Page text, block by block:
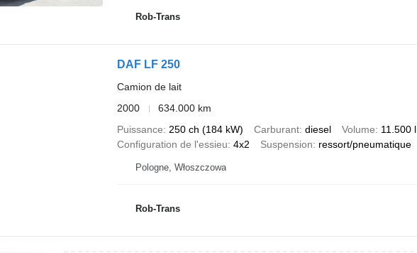
Rob-Trans
DAF LF 250
Camion de lait
2000
634.000 km
Puissance
250 ch (184 kW) Carburant diesel Volume
11.500 l
Configuration de l'essieu 4x2 Suspension ressort/pneumatique
Pologne, Włoszczowa
Rob-Trans